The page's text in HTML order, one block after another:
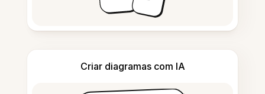
Criar diagramas com IA